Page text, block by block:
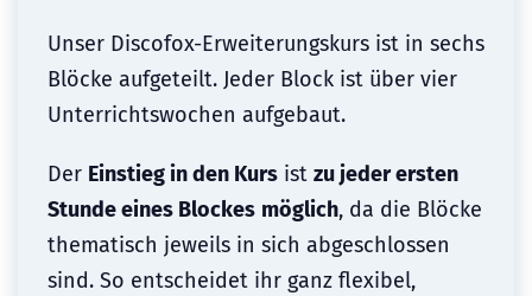
Unser Discofox-Erweiterungskurs ist in sechs
Blöcke aufgeteilt. Jeder Block ist über vier
Unterrichtswochen aufgebaut.
Der Einstieg in den Kurs ist zu jeder ersten
Stunde eines Blockes möglich, da die Blöcke
thematisch jeweils in sich abgeschlossen
sind. So entscheidet ihr ganz flexibel,